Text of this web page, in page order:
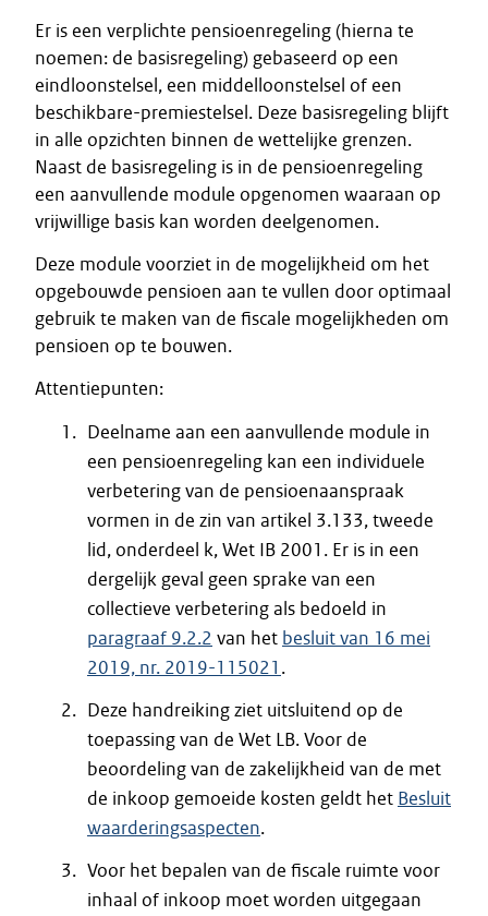
Er is een verplichte pensioenregeling (hierna te
noemen: de basisregeling) gebaseerd op een
eindloonstelsel, een middelloonstelsel of een
beschikbare-premiestelsel. Deze basisregeling blijft
in alle opzichten binnen de wettelijke grenzen.
Naast de basisregeling is in de pensioenregeling
een aanvullende module opgenomen waaraan op
vrijwillige basis kan worden deelgenomen.
Deze module voorziet in de mogelijkheid om het
opgebouwde pensioen aan te vullen door optimaal
gebruik te maken van de fiscale mogelijkheden om
pensioen op te bouwen.
Attentiepunten:
Deelname aan een aanvullende module in
een pensioenregeling kan een individuele
verbetering van de pensioenaanspraak
vormen in de zin van artikel 3.133, tweede
lid, onderdeel k, Wet IB 2001. Er is in een
dergelijk geval geen sprake van een
collectieve verbetering als bedoeld in
paragraaf 9.2.2 van het besluit van 16 mei
2019, nr. 2019-115021 .
Deze handreiking ziet uitsluitend op de
toepassing van de Wet LB. Voor de
beoordeling van de zakelijkheid van de met
de inkoop gemoeide kosten geldt het Besluit
waarderingsaspecten.
Voor het bepalen van de fiscale ruimte voor
inhaal of inkoop moet worden uitgegaan